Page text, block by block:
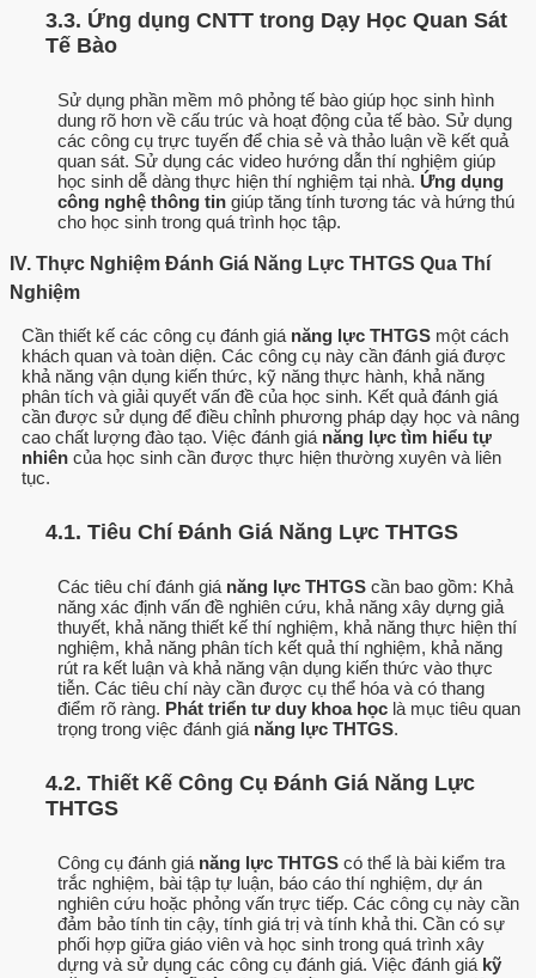
3.3. Ứng dụng CNTT trong Dạy Học Quan Sát
Tế Bào
Sử dụng phần mềm mô phỏng tế bào giúp học sinh hình
dung rõ hơn về cấu trúc và hoạt động của tế bào. Sử dụng
các công cụ trực tuyến để chia sẻ và thảo luận về kết quả
quan sát. Sử dụng các video hướng dẫn thí nghiệm giúp
học sinh dễ dàng thực hiện thí nghiệm tại nhà. Ứng dụng
công nghệ thông tin giúp tăng tính tương tác và hứng thú
cho học sinh trong quá trình học tập.
IV. Thực Nghiệm Đánh Giá Năng Lực THTGS Qua Thí
Nghiệm
Cần thiết kế các công cụ đánh giá năng lực THTGS một cách
khách quan và toàn diện. Các công cụ này cần đánh giá được
khả năng vận dụng kiến thức, kỹ năng thực hành, khả năng
phân tích và giải quyết vấn đề của học sinh. Kết quả đánh giá
cần được sử dụng để điều chỉnh phương pháp dạy học và nâng
cao chất lượng đào tạo. Việc đánh giá năng lực tìm hiểu tự
nhiên của học sinh cần được thực hiện thường xuyên và liên
tục.
4.1. Tiêu Chí Đánh Giá Năng Lực THTGS
Các tiêu chí đánh giá năng lực THTGS cần bao gồm: Khả
năng xác định vấn đề nghiên cứu, khả năng xây dựng giả
thuyết, khả năng thiết kế thí nghiệm, khả năng thực hiện thí
nghiệm, khả năng phân tích kết quả thí nghiệm, khả năng
rút ra kết luận và khả năng vận dụng kiến thức vào thực
tiễn. Các tiêu chí này cần được cụ thể hóa và có thang
điểm rõ ràng. Phát triển tư duy khoa học là mục tiêu quan
trọng trong việc đánh giá năng lực THTGS.
4.2. Thiết Kế Công Cụ Đánh Giá Năng Lực
THTGS
Công cụ đánh giá năng lực THTGS có thể là bài kiểm tra
trắc nghiệm, bài tập tự luận, báo cáo thí nghiệm, dự án
nghiên cứu hoặc phỏng vấn trực tiếp. Các công cụ này cần
đảm bảo tính tin cậy, tính giá trị và tính khả thi. Cần có sự
phối hợp giữa giáo viên và học sinh trong quá trình xây
dựng và sử dụng các công cụ đánh giá. Việc đánh giá kỹ